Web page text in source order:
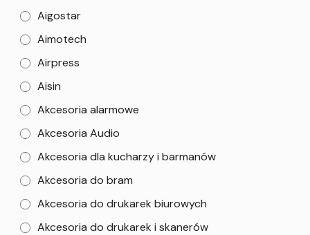
Aigostar
Aimotech
Airpress
Aisin
Akcesoria alarmowe
Akcesoria Audio
Akcesoria dla kucharzy i barmanów
Akcesoria do bram
Akcesoria do drukarek biurowych
Akcesoria do drukarek i skanerów